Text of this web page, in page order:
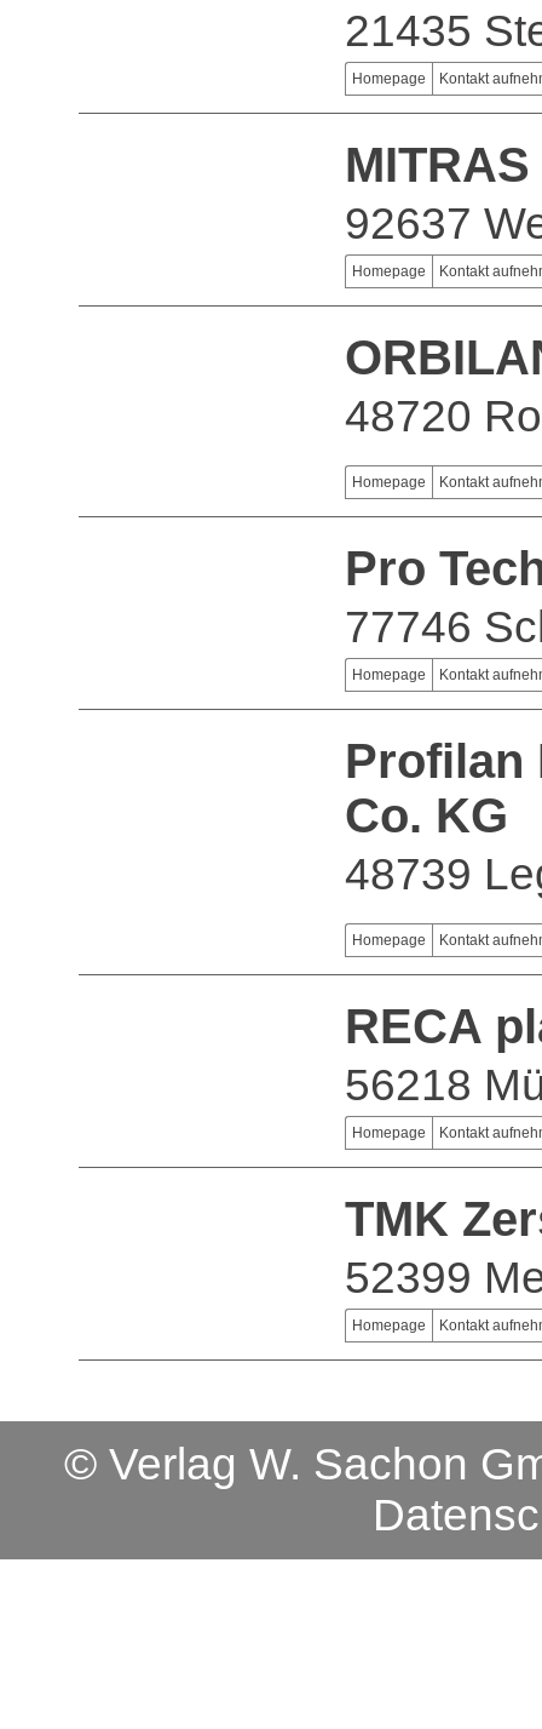
21435
Homepage Kontakt
92637
Homepage Kontakt
48720
Homepage Kontakt
Pro
77746
Homepage Kontakt
Profilan
Co. KG
48739
Homepage Kontakt
RECA
56218
Homepage Kontakt
TMK
52399
Homepage Kontakt
© Verlag W. Sachon